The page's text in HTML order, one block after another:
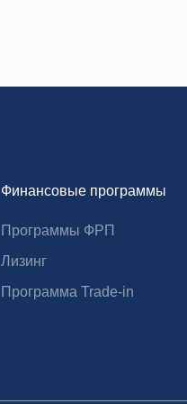
Финансовые программы
Программы ФРП
Лизинг
Программа Trade-in